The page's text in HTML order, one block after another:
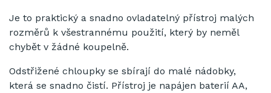
Je to praktický a snadno ovladatelný přístroj malých
rozměrů k všestrannému použití, který by neměl
chybět v žádné koupelně.
Odstřižené chloupky se sbírají do malé nádobky,
která se snadno čistí. Přístroj je napájen baterií AA,